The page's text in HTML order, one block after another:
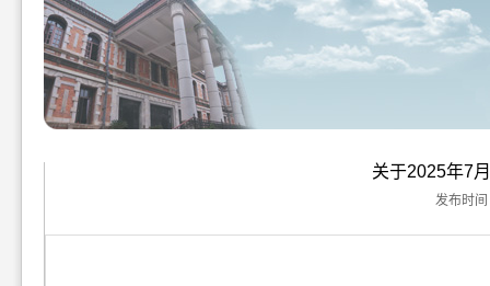
关于2025年7
发布时